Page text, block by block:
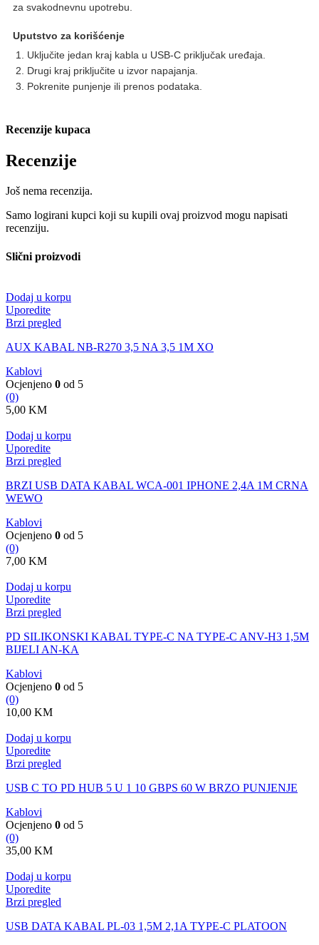
za svakodnevnu upotrebu.
Uputstvo za korišćenje
Uključite jedan kraj kabla u USB-C priključak uređaja.
Drugi kraj priključite u izvor napajanja.
Pokrenite punjenje ili prenos podataka.
Recenzije kupaca
Recenzije
Još nema recenzija.
Samo logirani kupci koji su kupili ovaj proizvod mogu napisati
recenziju.
Slični proizvodi
Dodaj u korpu
Uporedite
Brzi pregled
AUX KABAL NB-R270 3,5 NA 3,5 1M XO
Kablovi
Ocjenjeno 0 od 5
(0)
5,00 KM
Dodaj u korpu
Uporedite
Brzi pregled
BRZI USB DATA KABAL WCA-001 IPHONE 2,4A 1M CRNA
WEWO
Kablovi
Ocjenjeno 0 od 5
(0)
7,00 KM
Dodaj u korpu
Uporedite
Brzi pregled
PD SILIKONSKI KABAL TYPE-C NA TYPE-C ANV-H3 1,5M
BIJELI AN-KA
Kablovi
Ocjenjeno 0 od 5
(0)
10,00 KM
Dodaj u korpu
Uporedite
Brzi pregled
USB C TO PD HUB 5 U 1 10 GBPS 60 W BRZO PUNJENJE
Kablovi
Ocjenjeno 0 od 5
(0)
35,00 KM
Dodaj u korpu
Uporedite
Brzi pregled
USB DATA KABAL PL-03 1,5M 2,1A TYPE-C PLATOON